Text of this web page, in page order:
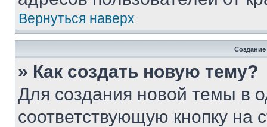
Вернуться наверх
» Как создать новую тему?
Для создания новой темы в
соответствующую кнопку